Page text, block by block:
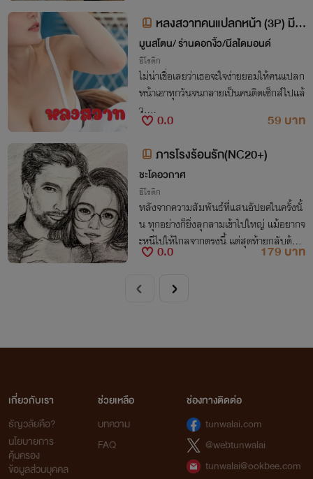
หลงสวาทคนแปลกหน้า (3P) มี E
- BOOK
มูนสโตน/ ร่านดอกงิ้ว/นีลไดมอนด์
อีโรติก
ไม่น่าเชื่อเลยว่าเธอจะใจง่ายยอมให้คนแปลก
หน้าเอาทุกวันจนกลายเป็นคนติดเซ็กส์ไปแล้
ว....
0.0
59 บาท
ภารโรงร้อนรัก(NC20+)
ชะโดอวกาศ
อีโรติก
หลังจากความสัมพันธ์ที่แสนอัปยศในครั้งนั้
น ทุกอย่างก็ยิ่งลุกลามเข้าไปใหญ่ แม้อยากจ
ะหนีไปให้ไกลจากตรงนี้ แต่สุดท้ายกลับต้อง
พบกว่า เธอขาดเขาไปไม่ได้อีกแล้ว
0.0 179 บาท
เกี่ยวกับเรา
ธัญวลัยคือ?
นโยบายการ
คุ้มครอง
ข้อมูลส่วนบุคคล
ช่วยเหลือ
บทความ
FAQ
ช่องทางติดต่อ
tunwalai.com
@webtunwalai
tunwalai@ookbee.com